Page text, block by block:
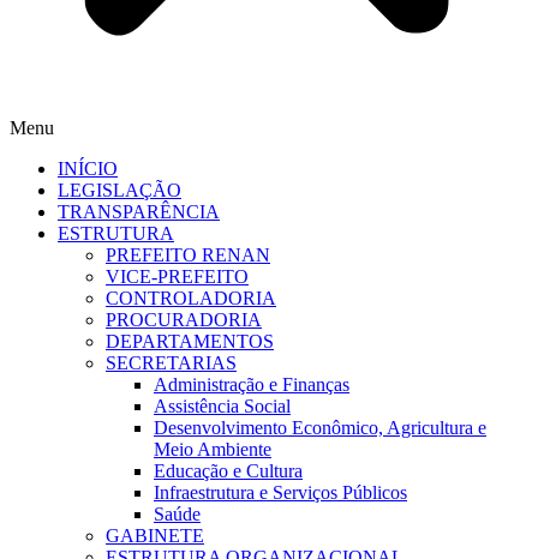
Menu
INÍCIO
LEGISLAÇÃO
TRANSPARÊNCIA
ESTRUTURA
PREFEITO RENAN
VICE-PREFEITO
CONTROLADORIA
PROCURADORIA
DEPARTAMENTOS
SECRETARIAS
Administração e Finanças
Assistência Social
Desenvolvimento Econômico, Agricultura e
Meio Ambiente
Educação e Cultura
Infraestrutura e Serviços Públicos
Saúde
GABINETE